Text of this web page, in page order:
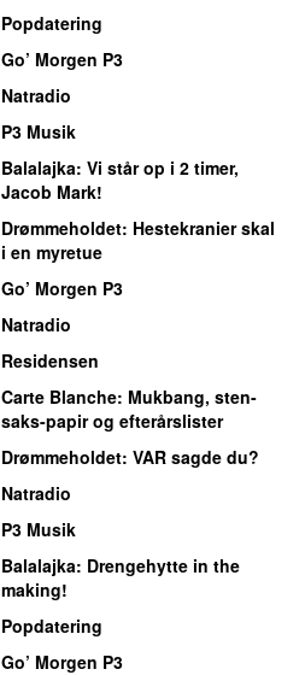
Popdatering
Go’ Morgen P3
Natradio
P3 Musik
Balalajka: Vi står op i 2 timer,
Jacob Mark!
Drømmeholdet: Hestekranier skal
i en myretue
Go’ Morgen P3
Natradio
Residensen
Carte Blanche: Mukbang, sten-
saks-papir og efterårslister
Drømmeholdet: VAR sagde du?
Natradio
P3 Musik
Balalajka: Drengehytte in the
making!
Popdatering
Go’ Morgen P3